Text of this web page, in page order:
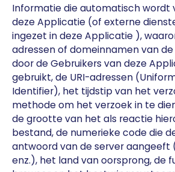
Informatie die automatisch wordt
deze Applicatie (of externe
ingezet in deze Applicatie ),
adressen of domeinnamen van
door de Gebruikers van deze
gebruikt, de URI-adressen
Identifier), het tijdstip van het
methode om het verzoek in te
de grootte van het als reactie
bestand, de numerieke code die
antwoord van de server aangeeft
enz.), het land van oorsprong, de